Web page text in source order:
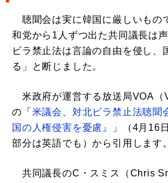
聴聞会は実に韓国に厳しいもの
和党から1人ずつ出た共同議長は
ビラ禁止法は言論の自由を侵し、
る」と断じました。
米政府が運営する放送局VOA（
の「 米議会、対北ビラ禁止法聴
国の人権侵害を憂慮』
」（4月16
部分は英語でも）から引用します。
共同議長のC・スミス（Chris